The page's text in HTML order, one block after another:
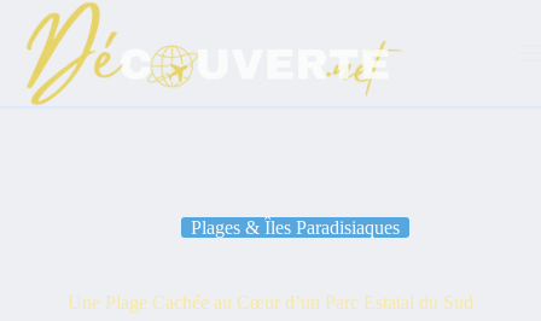
contenu
Plages & Îles Paradisiaques
Une Plage Cachée au Cœur d’un Parc Estatal du Sud